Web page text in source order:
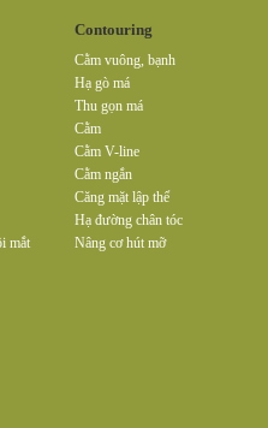
mắt
Contouring
Cằm vuông, bạnh
Hạ gò má
Thu gọn má
Cằm
Cằm V-line
Cằm ngắn
Căng mặt lập thể
Hạ đường chân tóc
Nâng cơ hút mỡ